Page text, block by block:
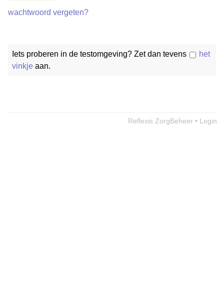
wachtwoord vergeten?
Iets proberen in de testomgeving? Zet dan tevens
het
vinkje aan.
Reflexis ZorgBeheer • Login